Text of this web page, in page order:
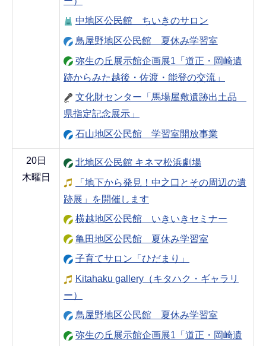
中地区公民館 ちいきのサロン
鳥屋野地区公民館 夏休み学習室
弥生の丘展示館企画展1「道正・岡崎遺
跡からみた越後・佐渡・能登の交流」
文化財センター「馬場屋敷遺跡出土品
県指定記念展示」
石山地区公民館 学習室開放事業
20日
木曜日
北地区公民館 キネマ松浜劇場
「地下から発見！中之口とその周辺の遺
跡展」を開催します
横越地区公民館 いきいきセミナー
亀田地区公民館 夏休み学習室
子育てサロン「ひだまり」
Kitahaku gallery（キタハク・ギャラリ
ー）
鳥屋野地区公民館 夏休み学習室
弥生の丘展示館企画展1「道正・岡崎遺